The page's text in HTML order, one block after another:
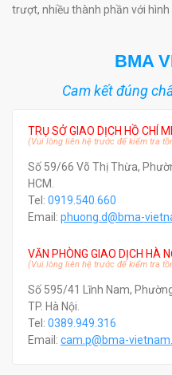
trượt, nhiều thành phần với hình
BMA
Cam kết đúng
TRỤ SỞ GIAO DỊCH HỒ CHÍ
(Vui lòng liên hệ trước để kiểm tra
Số 59/66 Võ Thị Thừa,
HCM.
Tel: 0919.540.660
Email: phuong.d@bma-
VĂN PHÒNG GIAO DỊCH HÀ
(Vui lòng liên hệ trước để kiểm tra
Số 595/41 Lĩnh Nam,
TP. Hà Nội.
Tel: 0389.949.316
Email: cam.p@bma-